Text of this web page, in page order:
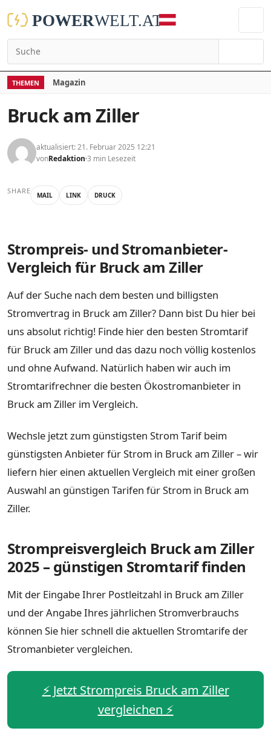
THEMEN Magazin
Bruck am Ziller
aktualisiert: 21. Februar 2025 12:21
vonRedaktion 3 min Lesezeit
SHARE MAIL LINK DRUCK
Strompreis- und Stromanbieter-
Vergleich für Bruck am Ziller
Auf der Suche nach dem besten und billigsten
Stromvertrag in Bruck am Ziller? Dann bist Du hier bei
uns absolut richtig! Finde hier den besten Stromtarif
für Bruck am Ziller und das dazu noch völlig kostenlos
und ohne Aufwand. Natürlich haben wir auch im
Stromtarifrechner die besten Ökostromanbieter in
Bruck am Ziller im Vergleich.
Wechsle jetzt zum günstigsten Strom Tarif beim
günstigsten Anbieter für Strom in Bruck am Ziller – wir
liefern hier einen aktuellen Vergleich mit einer großen
Auswahl an günstigen Tarifen für Strom in Bruck am
Ziller.
Strompreisvergleich Bruck am Ziller
2025 – günstigen Stromtarif finden
Mit der Eingabe Ihrer Postleitzahl in Bruck am Ziller
und der Angabe Ihres jährlichen Stromverbrauchs
können Sie hier schnell die aktuellen Stromtarife der
Stromanbieter vergleichen.
⚡️ Jetzt Strompreis Bruck am Ziller
vergleichen ⚡️